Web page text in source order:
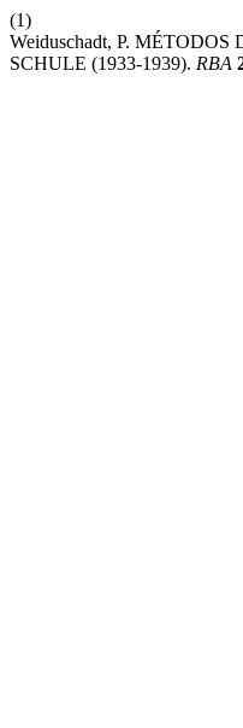
(1)
Weiduschadt, P.
SCHULE (1933-1939). RBA